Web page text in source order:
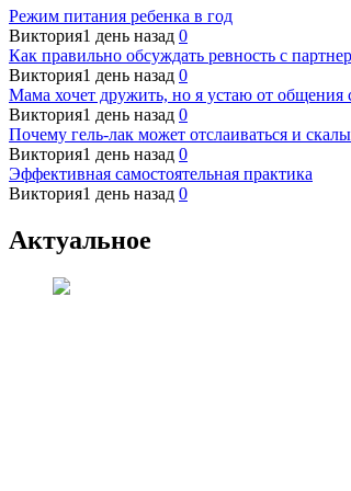
Режим питания ребенка в год
Виктория1 день назад 0
Как правильно обсуждать ревность с
Виктория1 день назад 0
Мама хочет дружить, но я устаю от общения
Виктория1 день назад 0
Почему гель-лак может отслаиваться и
Виктория1 день назад 0
Эффективная самостоятельная практика
Виктория1 день назад 0
Актуальное